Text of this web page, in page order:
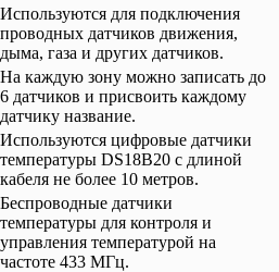
Используются для подключения
проводных датчиков движения,
дыма, газа и других датчиков.
На каждую зону можно записать до
6 датчиков и присвоить каждому
датчику название.
Используются цифровые датчики
температуры DS18B20 с длиной
кабеля не более 10 метров.
Беспроводные датчики
температуры для контроля и
управления температурой на
частоте 433 МГц.